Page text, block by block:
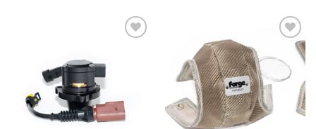
Añadir
a la
lista de
deseos